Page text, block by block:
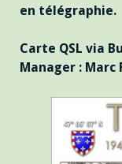
en télégraphie.
Carte QSL via
Manager : Marc